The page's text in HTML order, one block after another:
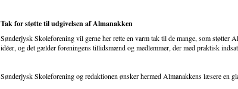
Tak for støtte til udgivelsen af Almanakken
Sønderjysk Skoleforening vil gerne her rette en varm tak til de mange, som støtter
idéer, og det gælder foreningens tillidsmænd og medlemmer, der med praktisk
Sønderjysk Skoleforening og redaktionen ønsker hermed Almanakkens læsere en